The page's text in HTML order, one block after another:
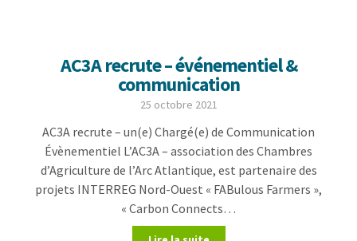
AC3A recrute – événementiel &
communication
25 octobre 2021
AC3A recrute – un(e) Chargé(e) de Communication
Évènementiel L’AC3A – association des Chambres
d’Agriculture de l’Arc Atlantique, est partenaire des
projets INTERREG Nord-Ouest « FABulous Farmers »,
« Carbon Connects…